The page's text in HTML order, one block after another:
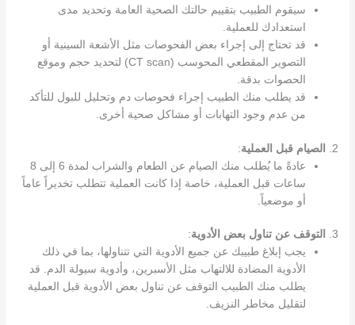
سيقوم الطبيب بتقييم حالتك الصحية العامة وتحديد مدى
استعدادك للعملية.
قد تحتاج إلى إجراء بعض الفحوصات مثل الأشعة السينية أو
التصوير المقطعي المحوسب (CT scan) لتحديد حجم وموقع
الحصوات بدقة.
قد يطلب منك الطبيب إجراء فحوصات دم وتحليل للبول للتأكد
من عدم وجود التهابات أو مشاكل صحية أخرى.
2. الصيام قبل العملية:
عادةً ما يُطلب منك الصيام عن الطعام والشراب لمدة 6 إلى 8
ساعات قبل العملية، خاصة إذا كانت العملية تتطلب تخديراً عاماً
أو موضعياً.
3. التوقف عن تناول بعض الأدوية:
يجب إبلاغ طبيبك عن جميع الأدوية التي تتناولها، بما في ذلك
الأدوية المضادة للالتهاب مثل الأسبرين، وأدوية سيولة الدم. قد
يطلب منك الطبيب التوقف عن تناول بعض الأدوية قبل العملية
لتقليل مخاطر النزيف.